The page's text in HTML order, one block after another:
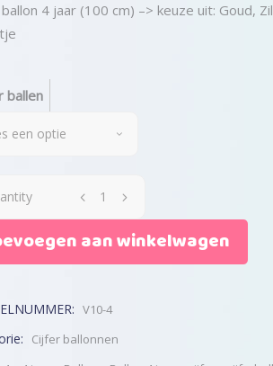
4 jaar (100 cm) –> keuze uit: Goud,
ballen
een optie
aan winkelwagen
V10-4
Cijfer ballonnen